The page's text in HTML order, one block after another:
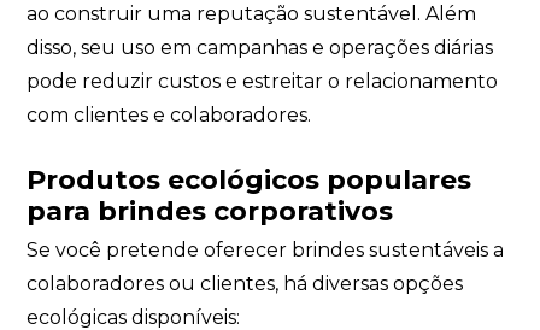
ao construir uma reputação sustentável. Além
disso, seu uso em campanhas e operações diárias
pode reduzir custos e estreitar o relacionamento
com clientes e colaboradores.
Produtos ecológicos populares
para brindes corporativos
Se você pretende oferecer brindes sustentáveis a
colaboradores ou clientes, há diversas opções
ecológicas disponíveis: